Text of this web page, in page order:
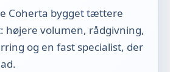
Coherta bygget tættere
højere volumen, rådgivning,
og en fast specialist, der